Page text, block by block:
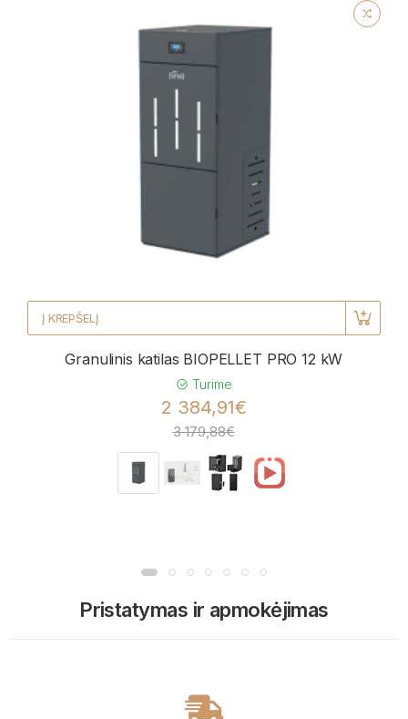
Į KREPŠELĮ
Granulinis katilas BIOPELLET PRO 12 kW
Turime
2 384,91€
3 179,88€
Pristatymas ir apmokėjimas